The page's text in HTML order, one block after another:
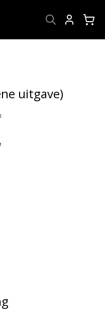
uitgave)